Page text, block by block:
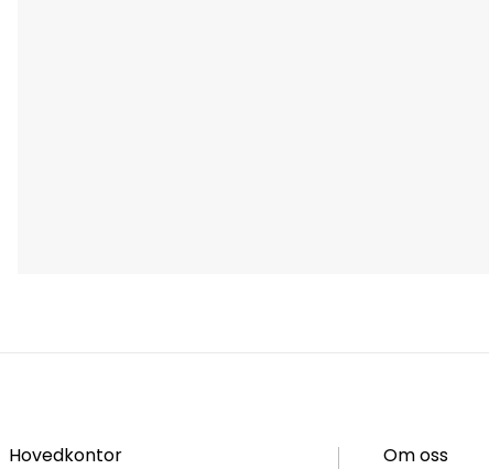
Hovedkontor Om oss